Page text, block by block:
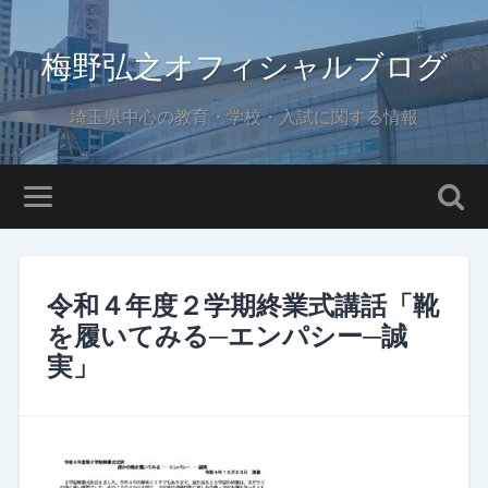
梅野弘之オフィシャルブログ
埼玉県中心の教育・学校・入試に関する情報
令和４年度２学期終業式講話「靴
を履いてみる─エンパシー─誠
実」